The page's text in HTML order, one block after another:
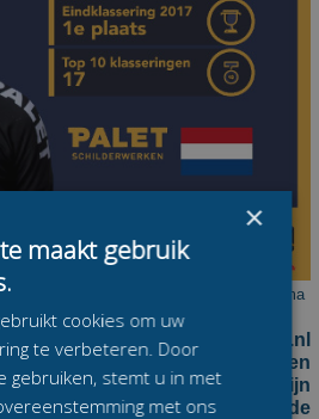
komende winter ook cupwinnares Elma
Marathonschaatsmanager.nl
vanaf dit seizoen ook een
De waardes van de dames zijn
als de heren, ook bij de
×
maakt gebruik
cookies om uw
te verbeteren. Door
gebruiken, stemt u in met
met ons